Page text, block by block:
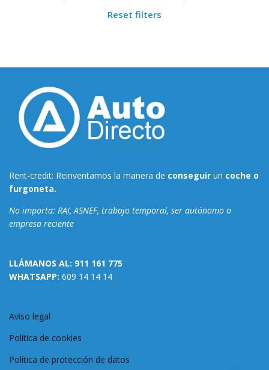
Reset filters
Rent-credit: Reinventamos la manera de conseguir un coche o
furgoneta.
No importa: RAI, ASNEF, trabajo temporal, ser autónomo o
empresa reciente
LLÁMANOS AL: 911 161 775
WHATSAPP: 609 14 14 14
Aviso legal
Política de cookies
Política de protección de datos